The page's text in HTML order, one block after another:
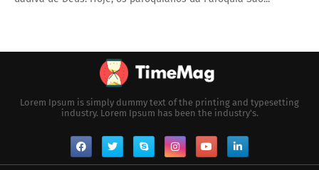
Lorem Ipsum is simply dummy text of the printing and typesetting
industry. Lorem Ipsum has been the industry's.